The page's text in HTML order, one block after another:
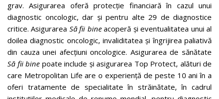
grav. Asigurarea oferă protecție financiară în cazul unui
diagnostic oncologic, dar și pentru alte 29 de diagnostice
critice. Asigurarea Să fii bineacoperă și eventualitatea unui al
doilea diagnostic oncologic, invaliditatea și îngrijirea paliativă
din cauza unei afecțiuni oncologice. Asigurarea de sănătate
Să fii bine poate include și asigurarea Top Protect, alături de
care Metropolitan Life are o experiență de peste 10 ani în a
oferi tratamente de specialitate în străinătate, în cadrul